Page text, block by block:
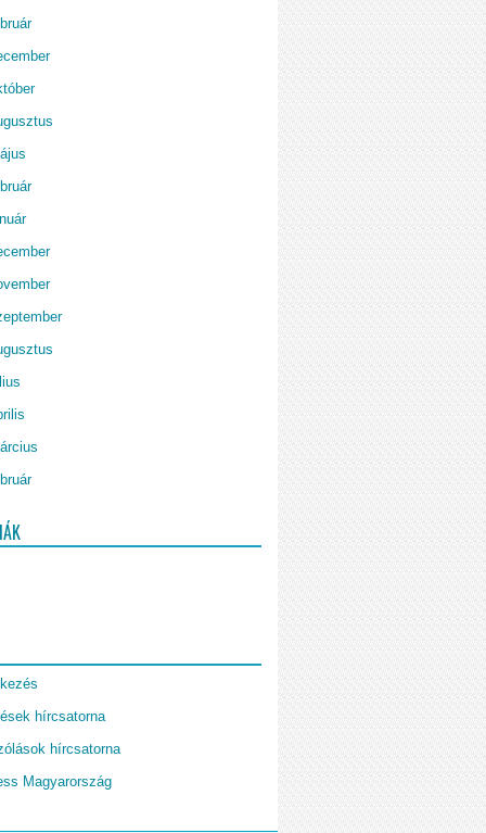
hírcsatorna
hírcsatorna
Magyarország